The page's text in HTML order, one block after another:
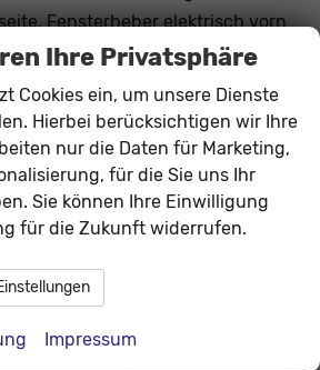
Fensterheber elektrisch vorn
für Zentralverriegelung,
klappbar (1/3-2/3),
Auffahrwarnsystem mit City-
Assistent),
Berganfahr-Assistent (Hill-
System:
mit dynamischem Blinklicht,
mit Abbiegelicht, Scheinwerfer
Ihre Privatsphäre
Cookies ein, um unsere Dienste
Hierbei berücksichtigen wir Ihre
nur die Daten für Marketing,
für die Sie uns Ihr
Sie können Ihre Einwilligung
für die Zukunft widerrufen.
Impressum